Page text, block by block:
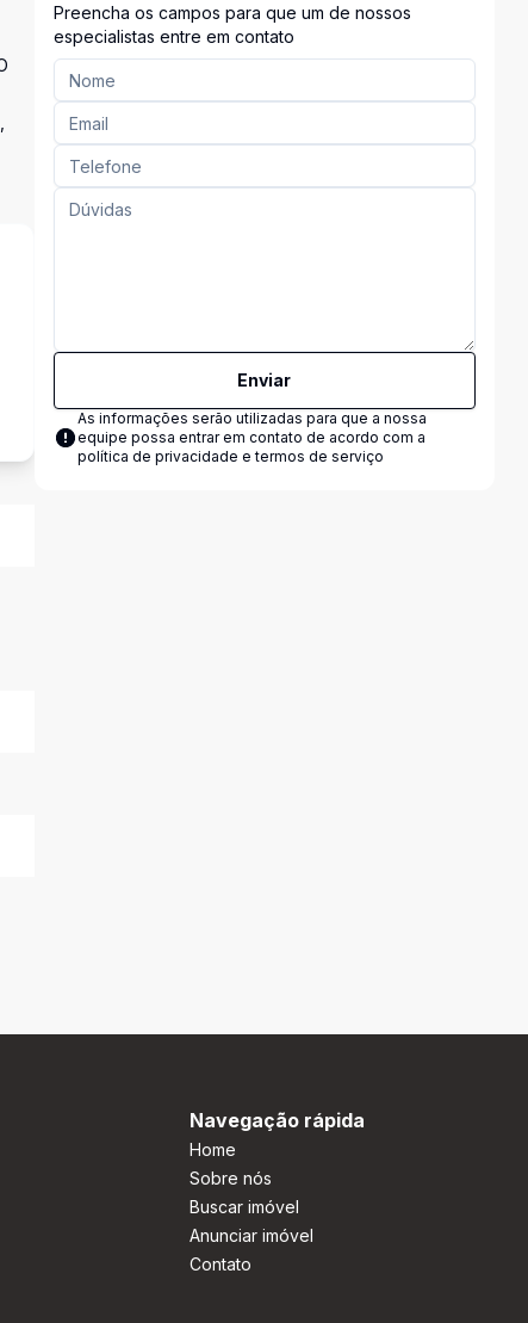
Preencha os campos para que um de nossos
especialistas entre em contato
Enviar
As informações serão utilizadas para que a nossa
equipe possa entrar em contato de acordo com a
política de privacidade e termos de serviço
Navegação rápida
Home
Sobre nós
Buscar imóvel
Anunciar imóvel
Contato